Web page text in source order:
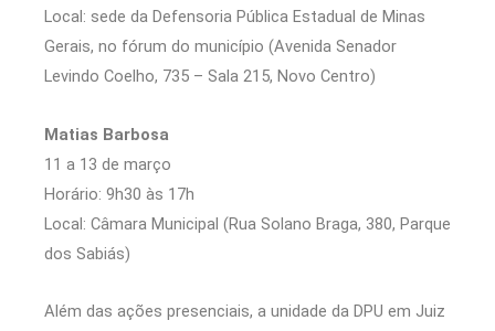
Local: sede da Defensoria Pública Estadual de Minas
Gerais, no fórum do município (Avenida Senador
Levindo Coelho, 735 – Sala 215, Novo Centro)
Matias Barbosa
11 a 13 de março
Horário: 9h30 às 17h
Local: Câmara Municipal (Rua Solano Braga, 380, Parque
dos Sabiás)
Além das ações presenciais, a unidade da DPU em Juiz